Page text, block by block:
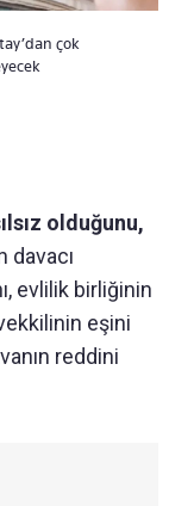
çok
olduğunu,
davacı
evlilik birliğinin
eşini
reddini